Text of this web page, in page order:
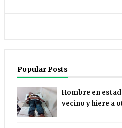
Popular Posts
Hombre en
vecino y hiere a